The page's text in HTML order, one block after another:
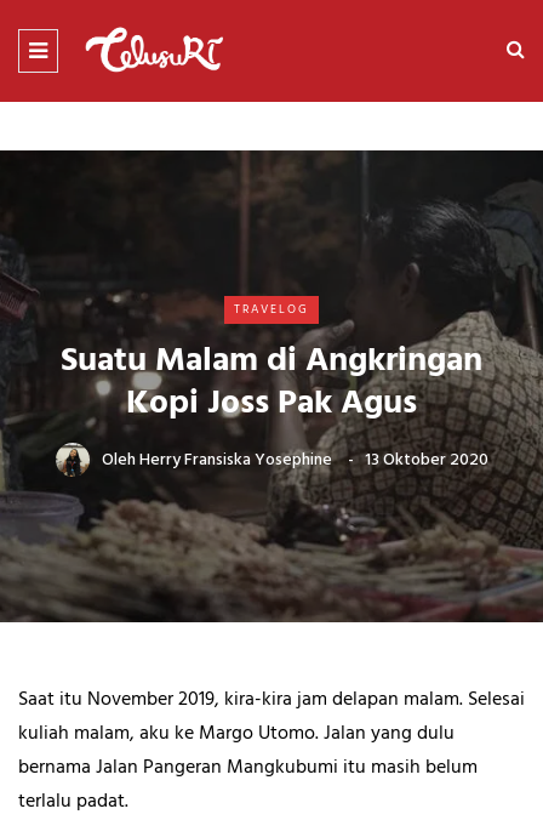
TRAVELOG
Suatu Malam di Angkringan
Kopi Joss Pak Agus
OlehHerry Fransiska Yosephine 13 Oktober 2020
Saat itu November 2019, kira-kira jam delapan malam. Selesai
kuliah malam, aku ke Margo Utomo. Jalan yang dulu
bernama Jalan Pangeran Mangkubumi itu masih belum
terlalu padat.